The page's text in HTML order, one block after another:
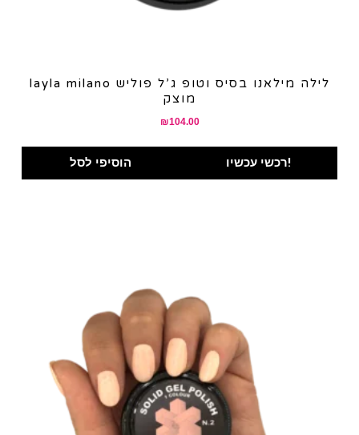
layla milano לילה מילאנו בסיס וטופ ג’ל פוליש
מוצק
₪104.00
הוסיפי לסל רכשי עכשיו!